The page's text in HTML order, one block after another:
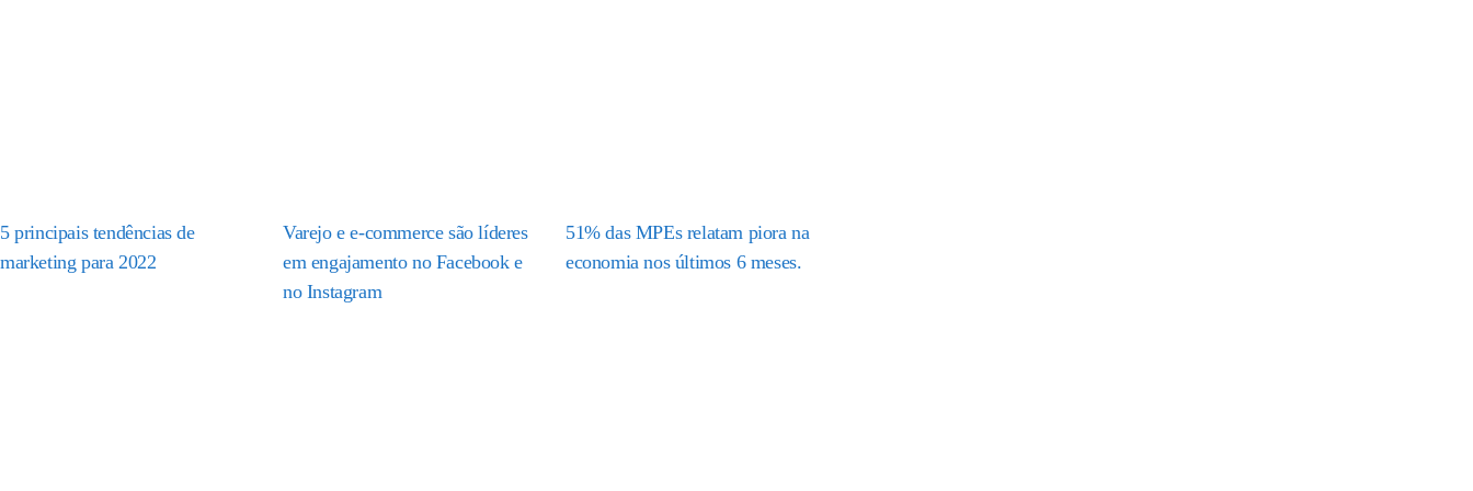
5 principais tendências de
marketing para 2022
Varejo e e-commerce são líderes
em engajamento no Facebook e
no Instagram
51% das MPEs relatam piora na
economia nos últimos 6 meses.